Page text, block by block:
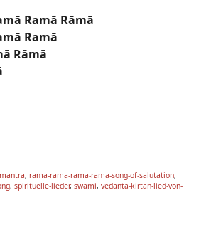
Ramā Rāmā
Ramā
Rāmā
mantra, rama-rama-rama-rama-song-of-salutation,
, spirituelle-lieder, swami, vedanta-kirtan-lied-von-